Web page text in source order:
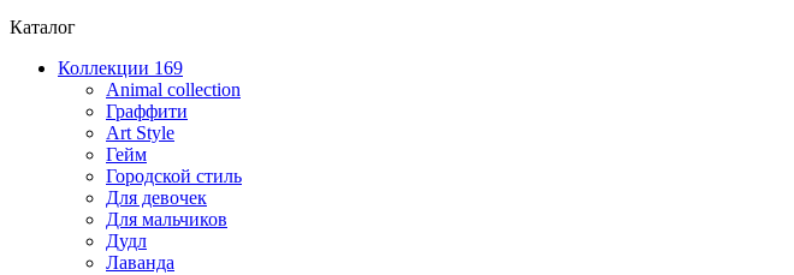
Каталог
Коллекции 169
Animal collection
Граффити
Art Style
Гейм
Городской стиль
Для девочек
Для мальчиков
Дудл
Лаванда